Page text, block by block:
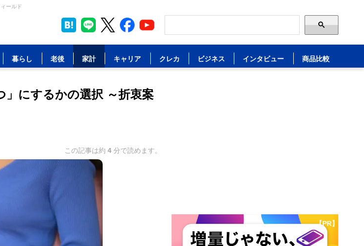
ールド
暮らし 老後 家計 キャリア クレカ ビジネス インタビュー 商品比較
」にするかの選択 ～折衷案
この記事は約 4 分で読めます。
【PR】